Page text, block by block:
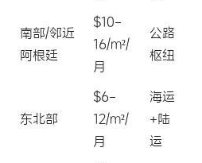
南部/邻近
阿根廷
$10-
16/m²/
月
公路
枢纽
东北部
$6-
12/m²/
月
海运
+陆
运